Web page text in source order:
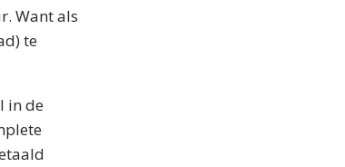
Want als
te
in de